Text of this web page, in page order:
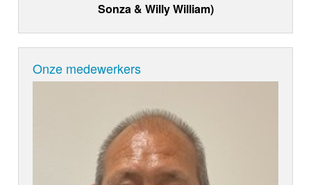
Sonza & Willy William)
Onze medewerkers